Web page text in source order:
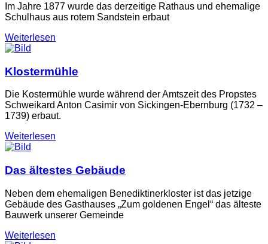
Im Jahre 1877 wurde das derzeitige Rathaus und ehemalige
Schulhaus aus rotem Sandstein erbaut
Weiterlesen
Klostermühle
Die Kostermühle wurde während der Amtszeit des Propstes
Schweikard Anton Casimir von Sickingen-Ebernburg (1732 –
1739) erbaut.
Weiterlesen
Das ältestes Gebäude
Neben dem ehemaligen Benediktinerkloster ist das jetzige
Gebäude des Gasthauses „Zum goldenen Engel“ das älteste
Bauwerk unserer Gemeinde
Weiterlesen